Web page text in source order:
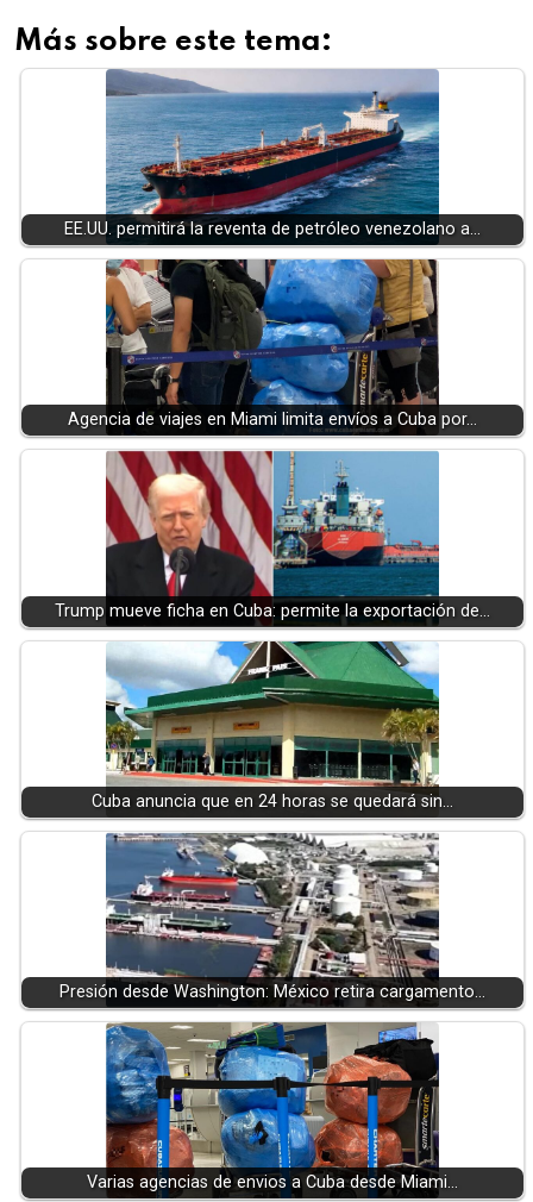
Más sobre este tema:
EE.UU. permitirá la reventa de petróleo venezolano a…
Agencia de viajes en Miami limita envíos a Cuba por…
Trump mueve ficha en Cuba: permite la exportación de…
Cuba anuncia que en 24 horas se quedará sin…
Presión desde Washington: México retira cargamento…
Varias agencias de envios a Cuba desde Miami…